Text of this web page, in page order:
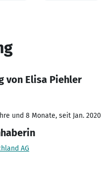
von Elisa Piehler
und 8 Monate, seit Jan. 2020
AG